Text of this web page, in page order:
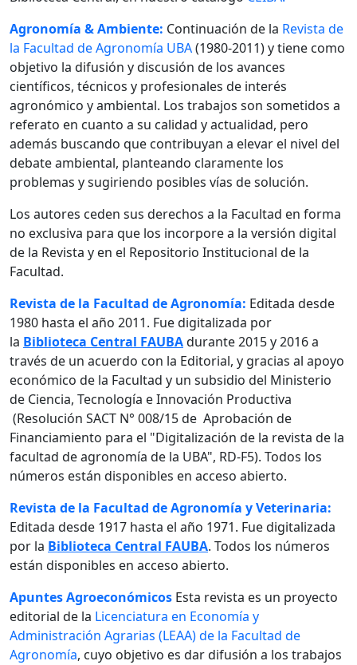
Agronomía & Ambiente: Continuación de la Revista de
la Facultad de Agronomía UBA(1980-2011) y tiene como
objetivo la difusión y discusión de los avances
científicos, técnicos y profesionales de interés
agronómico y ambiental. Los trabajos son sometidos a
referato en cuanto a su calidad y actualidad, pero
además buscando que contribuyan a elevar el nivel del
debate ambiental, planteando claramente los
problemas y sugiriendo posibles vías de solución.
Los autores ceden sus derechos a la Facultad en forma
no exclusiva para que los incorpore a la versión digital
de la Revista y en el Repositorio Institucional de la
Facultad.
Revista de la Facultad de Agronomía: Editada desde
1980 hasta el año 2011. Fue digitalizada por
la Biblioteca Central FAUBAdurante 2015 y 2016 a
través de un acuerdo con la Editorial, y gracias al apoyo
económico de la Facultad y un subsidio del Ministerio
de Ciencia, Tecnología e Innovación Productiva
(Resolución SACT N° 008/15 de Aprobación de
Financiamiento para el "Digitalización de la revista de la
facultad de agronomía de la UBA", RD-F5). Todos los
números están disponibles en acceso abierto.
Revista de la Facultad de Agronomía y Veterinaria:
Editada desde 1917 hasta el año 1971. Fue digitalizada
por la Biblioteca Central FAUBA. Todos los números
están disponibles en acceso abierto.
Apuntes Agroeconómicos Esta revista es un proyecto
editorial de la Licenciatura en Economía y
Administración Agrarias (LEAA) de la Facultad de
Agronomía, cuyo objetivo es dar difusión a los trabajos